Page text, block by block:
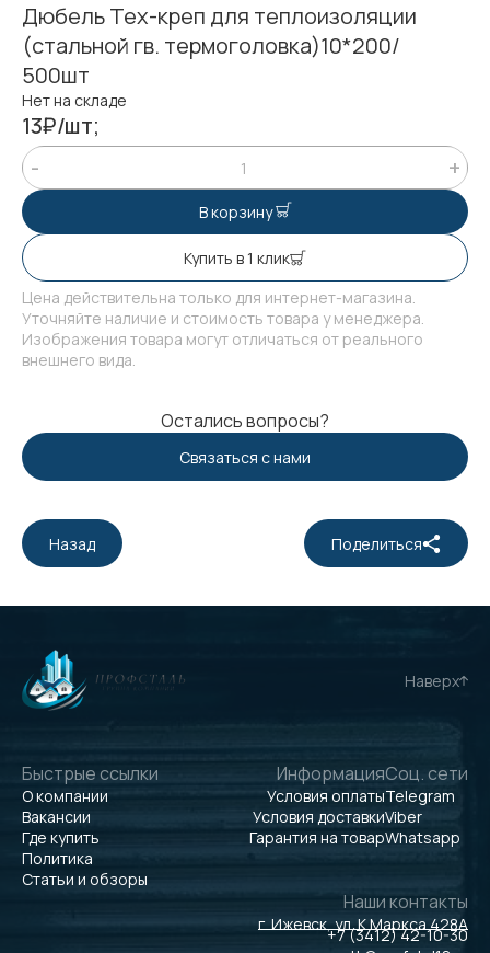
Дюбель Тех-креп для теплоизоляции
(стальной гв. термоголовка)10*200/
500шт
Нет на складе
13₽/шт;
В корзину
Купить в 1 клик
Цена действительна только для интернет-магазина.
Уточняйте наличие и стоимость товара у менеджера.
Изображения товара могут отличаться от реального
внешнего вида.
Остались вопросы?
Связаться с нами
Назад Поделиться
Наверх
Быстрые ссылки
О компании
Вакансии
Где купить
Политика
Статьи и обзоры
Информация
Условия оплаты
Условия доставки
Гарантия на товар
Соц. сети
Telegram
Viber
Whatsapp
Наши контакты
г. Ижевск, ул. К.Маркса 428А
+7 (3412) 42-10-30